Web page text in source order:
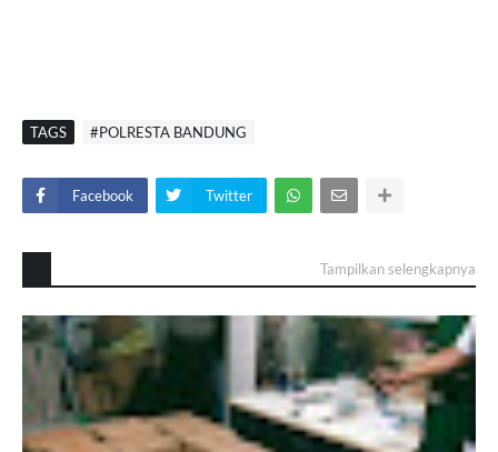
TAGS #POLRESTA BANDUNG
Facebook Twitter
Tampilkan selengkapnya